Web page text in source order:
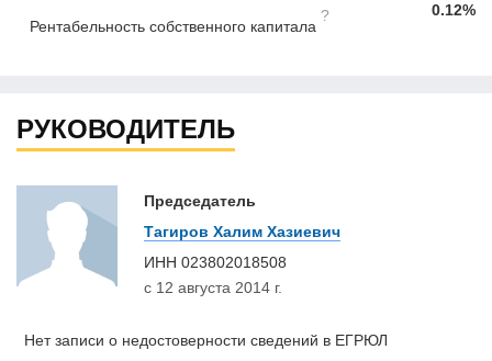
Рентабельность собственного капитала
? 0.12%
РУКОВОДИТЕЛЬ
Председатель
Тагиров Халим Хазиевич
ИНН 023802018508
с 12 августа 2014 г.
Нет записи о недостоверности сведений в ЕГРЮЛ